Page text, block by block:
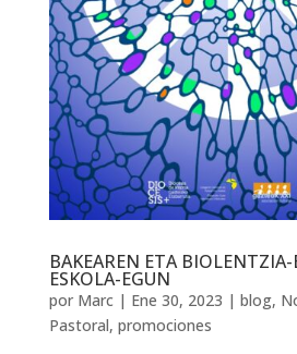
BAKEAREN ETA
ESKOLA-EGUN
por Marc| Ene 30, 2023 | blog,
Pastoral, promociones